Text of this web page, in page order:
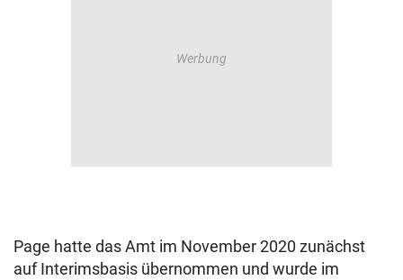
Page hatte das Amt im November 2020 zunächst
auf Interimsbasis übernommen und wurde im